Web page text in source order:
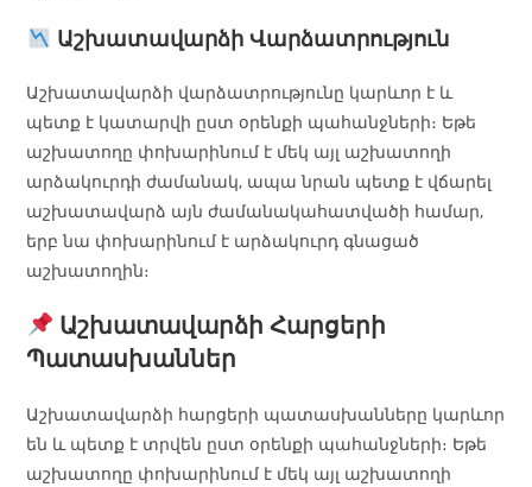
Աշխատավարձի Վարձատրություն
Աշխատավարձի վարձատրությունը կարևոր է և
պետք է կատարվի ըստ օրենքի պահանջների։ Եթե
աշխատողը փոխարինում է մեկ այլ աշխատողի
արձակուրդի ժամանակ, ապա նրան պետք է վճարել
աշխատավարձ այն ժամանակահատվածի համար,
երբ նա փոխարինում է արձակուրդ գնացած
աշխատողին։
Աշխատավարձի Հարցերի
Պատասխաններ
Աշխատավարձի հարցերի պատասխանները կարևոր
են և պետք է տրվեն ըստ օրենքի պահանջների։ Եթե
աշխատողը փոխարինում է մեկ այլ աշխատողի